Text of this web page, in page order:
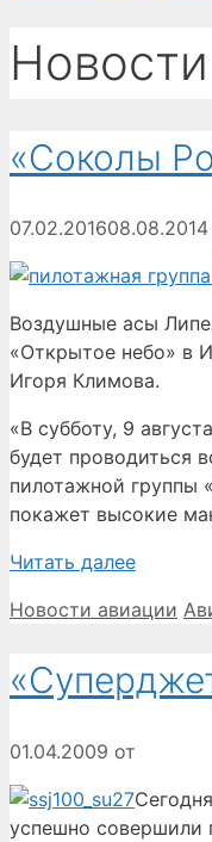
«Соколы
07.02.201608.08.2014
Воздушные асы
«Открытое небо» в
Игоря Климова.
«В субботу, 9
будет проводиться
пилотажной группы
покажет высокие
Читать далее
Рубрики
Новости авиации
01.04.2009 от
успешно совершили